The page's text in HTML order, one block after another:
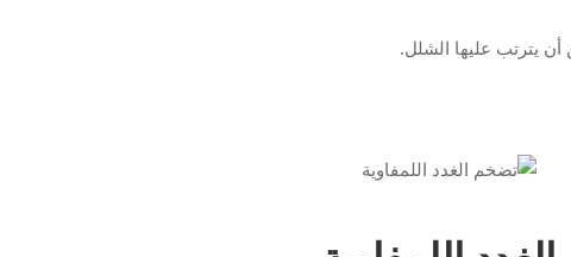
يترتب عليها الشلل.